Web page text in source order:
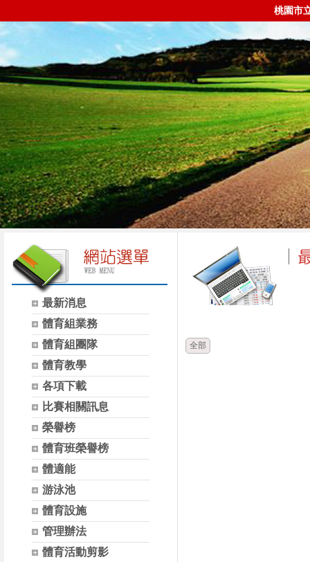
桃園市
最新消息
體育組業務
體育組團隊
體育教學
各項下載
比賽相關訊息
榮譽榜
體育班榮譽榜
體適能
游泳池
體育設施
管理辦法
體育活動剪影
全部